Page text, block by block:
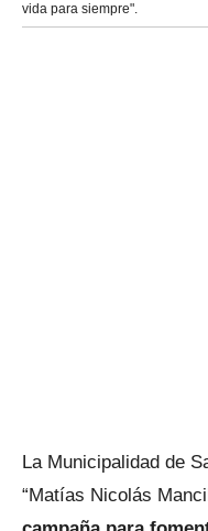
vida para siempre".
La Municipalidad de
“Matías Nicolás